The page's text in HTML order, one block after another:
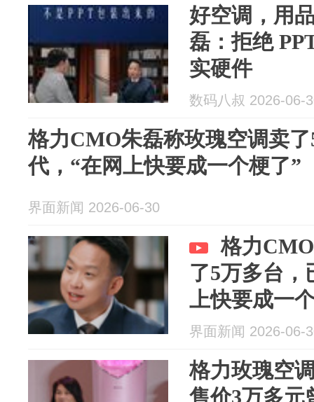
好空调，用
磊：拒绝
实硬件
数码八叔 2026-06-
格力CMO朱磊称玫瑰空调卖
代，“在网上快要成一个梗了”
界面新闻 2026-06-30
格力
了5万多台，
上快要成一
界面新闻 2026-06-
格力玫瑰空
售价3万多元